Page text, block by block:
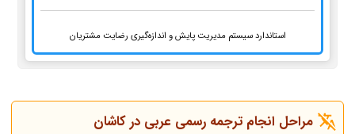
استاندارد سیستم مدیریت پایش و اندازه‌گیری رضایت مشتریان
مراحل انجام ترجمه رسمی عربی در کاشان